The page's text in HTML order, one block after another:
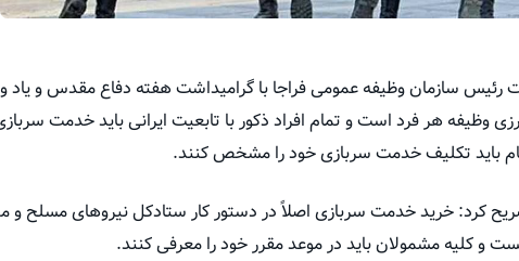
رئیس سازمان وظیفه عمومی فراجا با گرامیداشت هفته دفاع مقدس و یاد و
وظیفه هر فرد است و تمام افراد ذکور با تابعیت ایرانی باید خدمت
کرد: خرید خدمت سربازی اصلاً در دستور کار ستادکل نیروهای مسلح
و کلیه مشمولان باید در موعد مقرر خود را معرفی کنند.